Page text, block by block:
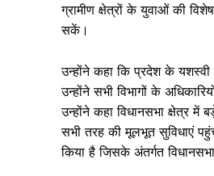
ग्रामीण क्षेत्रों के युवाओं की
सकें।
उन्होंने कहा कि प्रदेश के यशस्वी
उन्होंने सभी विभागों के
उन्होंने कहा विधानसभा क्षेत्र में
सभी तरह की मूलभूत सुविधाएं
किया है जिसके अंतर्गत